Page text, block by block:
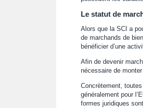
Le statut de
Alors que la SCI a
de marchands de
bénéficier d’une
Afin de devenir
nécessaire de
Concrètement,
généralement pour
formes juridiques